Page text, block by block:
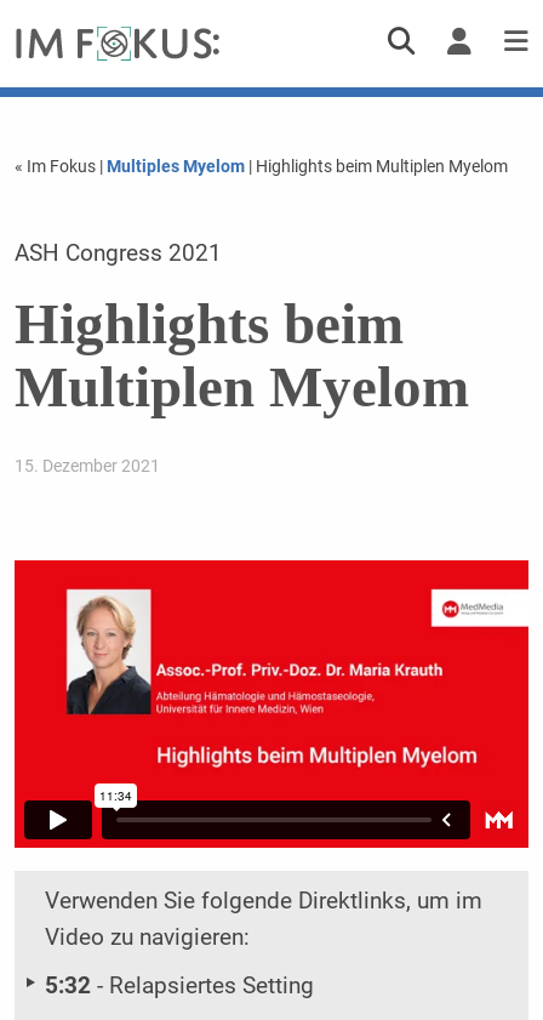
« Im Fokus | Multiples Myelom| Highlights beim Multiplen Myelom
ASH Congress 2021
Highlights beim
Multiplen Myelom
15. Dezember 2021
Verwenden Sie folgende Direktlinks, um im
Video zu navigieren:
5:32 - Relapsiertes Setting